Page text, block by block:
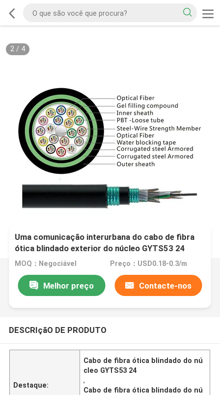
2/ 4
Uma comunicação interurbana do cabo de fibra
ótica blindado exterior do núcleo GYTS53 24
MOQ：Negociável Preço：USD0.18-0.3/m
Melhor preço Contacte-nos
DESCRIçãO DE PRODUTO
Destaque:
Cabo de fibra ótica blindado do nú
cleo GYTS53 24
,
Cabo de fibra ótica blindado do nú